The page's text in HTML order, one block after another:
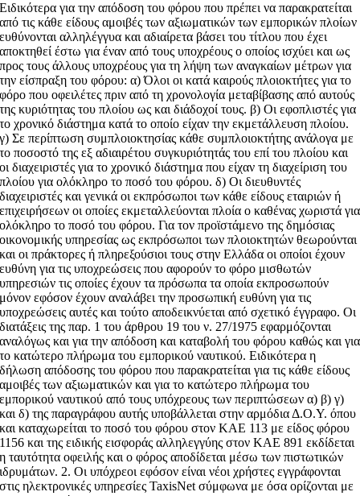
Ειδικότερα για την απόδοση του φόρου που πρέπει να παρακρατείται
από τις κάθε είδους αμοιβές των αξιωματικών των εμπορικών πλοίων
ευθύνονται αλληλέγγυα και αδιαίρετα βάσει του τίτλου που έχει
αποκτηθεί έστω για έναν από τους υποχρέους ο οποίος ισχύει και ως
προς τους άλλους υποχρέους για τη λήψη των αναγκαίων μέτρων για
την είσπραξη του φόρου: α) Όλοι οι κατά καιρούς πλοιοκτήτες για το
φόρο που οφειλέτες πριν από τη χρονολογία μεταβίβασης από αυτούς
της κυριότητας του πλοίου ως και διάδοχοί τους. β) Οι εφοπλιστές για
το χρονικό διάστημα κατά το οποίο είχαν την εκμετάλλευση πλοίου.
γ) Σε περίπτωση συμπλοιοκτησίας κάθε συμπλοιοκτήτης ανάλογα με
το ποσοστό της εξ αδιαιρέτου συγκυριότητάς του επί του πλοίου και
οι διαχειριστές για το χρονικό διάστημα που είχαν τη διαχείριση του
πλοίου για ολόκληρο το ποσό του φόρου. δ) Οι διευθυντές
διαχειριστές και γενικά οι εκπρόσωποι των κάθε είδους εταιριών ή
επιχειρήσεων οι οποίες εκμεταλλεύονται πλοία ο καθένας χωριστά για
ολόκληρο το ποσό του φόρου. Για τον προϊστάμενο της δημόσιας
οικονομικής υπηρεσίας ως εκπρόσωποι των πλοιοκτητών θεωρούνται
και οι πράκτορες ή πληρεξούσιοι τους στην Ελλάδα οι οποίοι έχουν
ευθύνη για τις υποχρεώσεις που αφορούν το φόρο μισθωτών
υπηρεσιών τις οποίες έχουν τα πρόσωπα τα οποία εκπροσωπούν
μόνον εφόσον έχουν αναλάβει την προσωπική ευθύνη για τις
υποχρεώσεις αυτές και τούτο αποδεικνύεται από σχετικό έγγραφο. Οι
διατάξεις της παρ. 1 του άρθρου 19 του ν. 27/1975 εφαρμόζονται
αναλόγως και για την απόδοση και καταβολή του φόρου καθώς και για
το κατώτερο πλήρωμα του εμπορικού ναυτικού. Ειδικότερα η
δήλωση απόδοσης του φόρου που παρακρατείται για τις κάθε είδους
αμοιβές των αξιωματικών και για το κατώτερο πλήρωμα του
εμπορικού ναυτικού από τους υπόχρεους των περιπτώσεων α) β) γ)
και δ) της παραγράφου αυτής υποβάλλεται στην αρμόδια Δ.Ο.Υ. όπου
και καταχωρείται το ποσό του φόρου στον ΚΑΕ 113 με είδος φόρου
1156 και της ειδικής εισφοράς αλληλεγγύης στον ΚΑΕ 891 εκδίδεται
η ταυτότητα οφειλής και ο φόρος αποδίδεται μέσω των πιστωτικών
ιδρυμάτων. 2. Οι υπόχρεοι εφόσον είναι νέοι χρήστες εγγράφονται
στις ηλεκτρονικές υπηρεσίες TaxisNet σύμφωνα με όσα ορίζονται με